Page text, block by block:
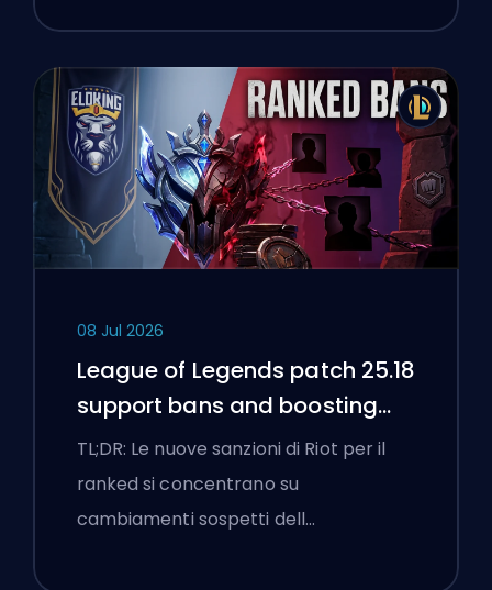
08 Jul 2026
League of Legends patch 25.18
support bans and boosting
flags
TL;DR: Le nuove sanzioni di Riot per il
ranked si concentrano su
cambiamenti sospetti dell…